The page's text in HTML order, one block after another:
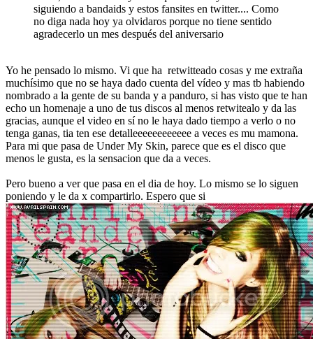
siguiendo a bandaids y estos fansites en twitter.... Como
no diga nada hoy ya olvidaros porque no tiene sentido
agradecerlo un mes después del aniversario
Yo he pensado lo mismo. Vi que ha retwitteado cosas y me extraña
muchísimo que no se haya dado cuenta del vídeo y mas tb habiendo
nombrado a la gente de su banda y a panduro, si has visto que te han
echo un homenaje a uno de tus discos al menos retwitealo y da las
gracias, aunque el video en sí no le haya dado tiempo a verlo o no
tenga ganas, tia ten ese detalleeeeeeeeeeee a veces es mu mamona.
Para mi que pasa de Under My Skin, parece que es el disco que
menos le gusta, es la sensacion que da a veces.
Pero bueno a ver que pasa en el dia de hoy. Lo mismo se lo siguen
poniendo y le da x compartirlo. Espero que si